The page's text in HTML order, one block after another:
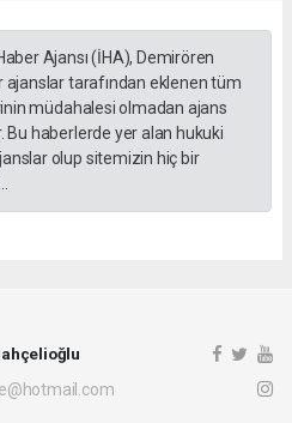
Ajansı (İHA), Demirören
ajanslar tarafından eklenen tüm
müdahalesi olmadan ajans
Bu haberlerde yer alan hukuki
olup sitemizin hiç bir